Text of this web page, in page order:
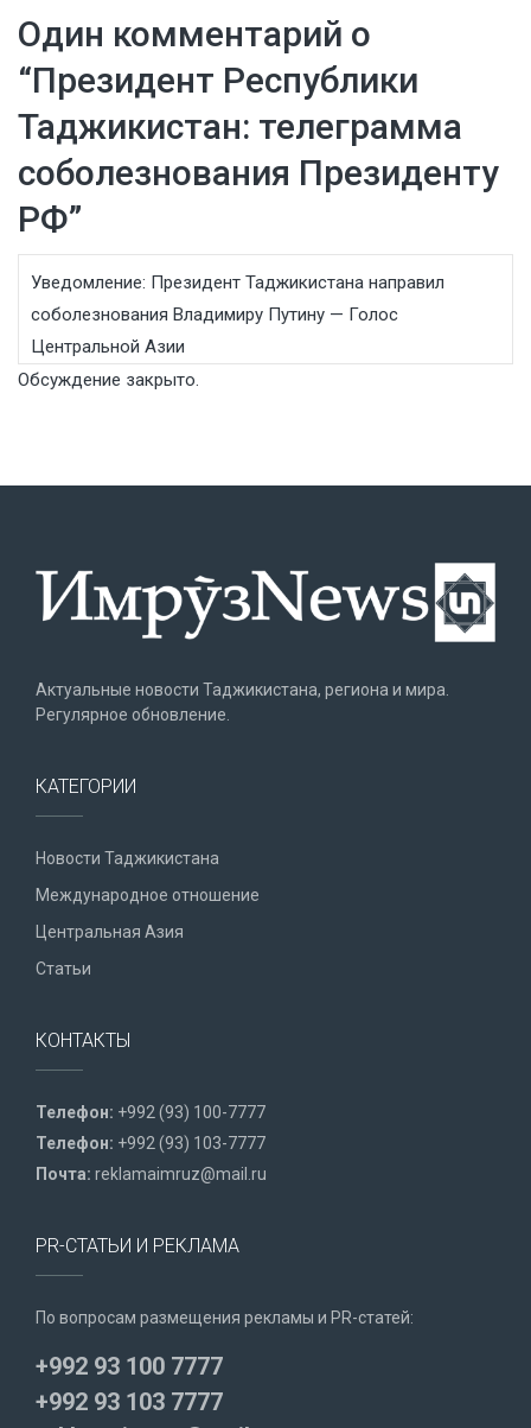
Один комментарий о
“Президент Республики
Таджикистан: телеграмма
соболезнования Президенту
РФ”
Уведомление: Президент Таджикистана направил
соболезнования Владимиру Путину — Голос
Центральной Азии
Обсуждение закрыто.
Актуальные новости Таджикистана, региона и мира.
Регулярное обновление.
КАТЕГОРИИ
Новости Таджикистана
Международное отношение
Центральная Азия
Статьи
КОНТАКТЫ
Телефон: +992 (93) 100-7777
Телефон: +992 (93) 103-7777
Почта: reklamaimruz@mail.ru
PR-СТАТЬИ И РЕКЛАМА
По вопросам размещения рекламы и PR-статей:
+992 93 100 7777
+992 93 103 7777